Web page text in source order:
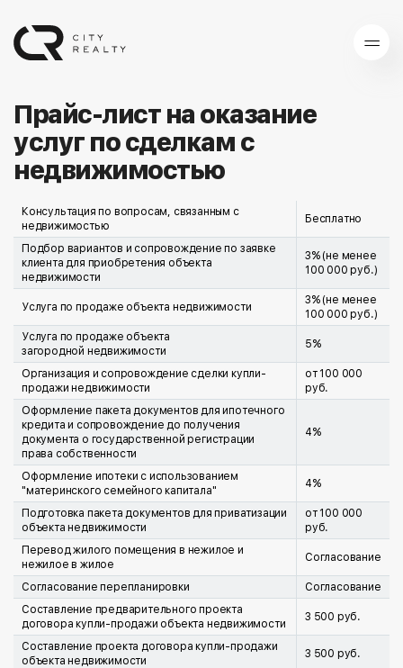
Прайс-лист на оказание
услуг по сделкам с
недвижимостью
Консультация по вопросам, связанным с
недвижимостью
Бесплатно
Подбор вариантов и сопровождение по заявке
клиента для приобретения объекта
недвижимости
3% (не менее
100 000 руб.)
Услуга по продаже объекта недвижимости
3% (не менее
100 000 руб.)
Услуга по продаже объекта
загородной недвижимости
5%
Организация и сопровождение сделки купли-
продажи недвижимости
от 100 000
руб.
Оформление пакета документов для ипотечного
кредита и сопровождение до получения
документа о государственной регистрации
права собственности
4%
Оформление ипотеки с использованием
"материнского семейного капитала"
4%
Подготовка пакета документов для приватизации
объекта недвижимости
от 100 000
руб.
Перевод жилого помещения в нежилое и
нежилое в жилое
Согласование
Согласование перепланировки
Согласование
Составление предварительного проекта
договора купли-продажи объекта недвижимости
3 500 руб.
Составление проекта договора купли-продажи
объекта недвижимости
3 500 руб.